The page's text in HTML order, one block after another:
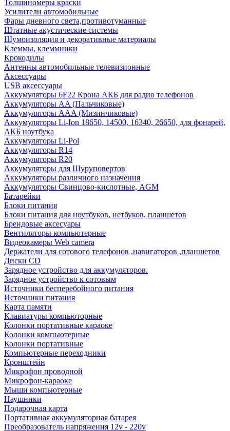
Толщиномеры краски
Усилители автомобильные
Фары дневного света,противотуманные
Штатные акустические системы
Шумоизоляция и декоративные материалы
Клеммы, клеммники
Крокодилы
Антенны автомобильные телевизионные
Аксессуары
USB аксессуары
Аккумуляторы 6F22 Крона АКБ для радио телефонов
Аккумуляторы AA (Пальчиковые)
Аккумуляторы AAA (Мизинчиковые)
Аккумуляторы Li-Ion 18650, 14500, 16340, 26650, для фонарей,
АКБ ноутбука
Аккумуляторы Li-Pol
Аккумуляторы R14
Аккумуляторы R20
Аккумуляторы для Шуруповертов
Аккумуляторы различного назначения
Аккумуляторы Свинцово-кислотные, AGM
Батарейки
Блоки питания
Блоки питания для ноутбуков, нетбуков, планшетов
Брендовые аксесуары
Вентиляторы компьютерные
Видеокамеры Web camera
Держатели для сотового телефонов ,навигаторов ,планшетов
Диски CD
Зарядное устройство для аккумуляторов.
Зарядное устройство к сотовым
Источники бесперебойного питания
Источники питания
Карта памяти
Клавиатуры компьюторные
Колонки портативные караоке
Колонки компьютерные
Колонки портативные
Компьютерные переходники
Кронштейн
Микрофон проводной
Микрофон-караоке
Мыши компьютерные
Наушники
Подарочная карта
Портативная аккумуляторная батарея
Преобразователь напряжения 12v - 220v